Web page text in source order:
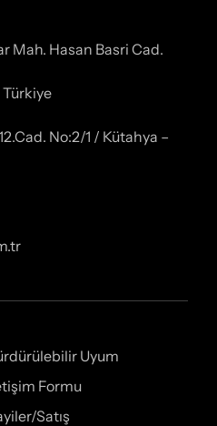
Mah. Hasan Basri Cad.
No:2/1 / Kütahya –
Uyum
Formu
Satış